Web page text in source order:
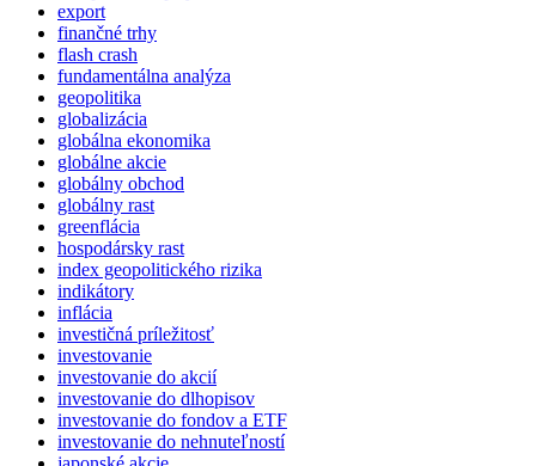
export
finančné trhy
flash crash
fundamentálna analýza
geopolitika
globalizácia
globálna ekonomika
globálne akcie
globálny obchod
globálny rast
greenflácia
hospodársky rast
index geopolitického rizika
indikátory
inflácia
investičná príležitosť
investovanie
investovanie do akcií
investovanie do dlhopisov
investovanie do fondov a ETF
investovanie do nehnuteľností